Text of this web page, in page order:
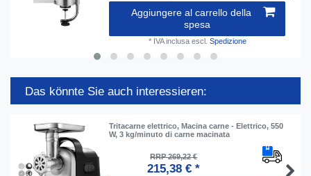
Aggiungere al carrello della
spesa
* IVA inclusaescl. Spedizione
Das könnte Sie auch interessieren:
Tritacarne elettrico, Macina carne - Elettrico, 550
W, 3 kg/minuto di carne macinata
RRP 269,22 €
215,38 € *